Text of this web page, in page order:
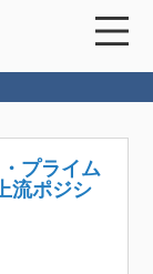
プライム
流ポジシ